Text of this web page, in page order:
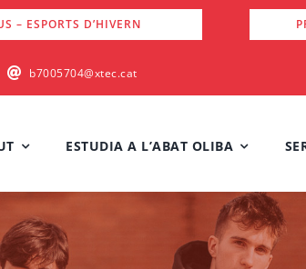
– ESPORTS D’HIVERN
b7005704@xtec.cat
ESTUDIA A L’ABAT OLIBA